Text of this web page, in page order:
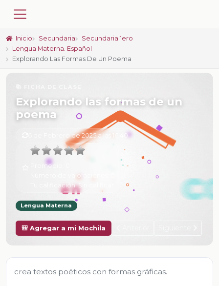
Inicio Secundaria
Secundaria 1ero
Lengua Materna. Español
Explorando Las Formas De Un Poema
Explorando las formas de un
poema
6 de Febrero de 2025 a las 16:40
Promedio:
Número de valoraciones:
Tu calificación:Sin calificar
Lengua Materna
🎒 Agregar a mi Mochila
crea textos poéticos con formas gráficas.